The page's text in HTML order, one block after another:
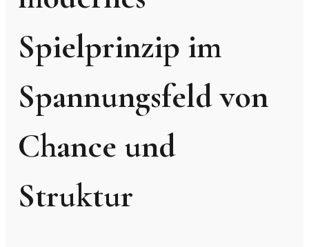
Spielprinzip im
Spannungsfeld von
Chance und
Struktur